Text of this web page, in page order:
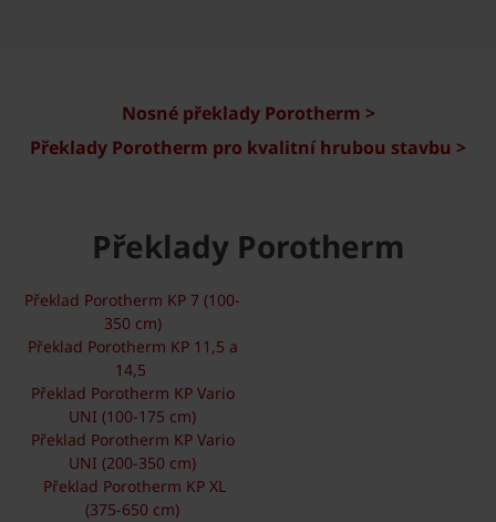
Nosné překlady Porotherm >
Překlady Porotherm pro kvalitní hrubou stavbu >
Překlady Porotherm
Překlad Porotherm KP 7 (100-
350 cm)
Překlad Porotherm KP 11,5 a
14,5
Překlad Porotherm KP Vario
UNI (100-175 cm)
Překlad Porotherm KP Vario
UNI (200-350 cm)
Překlad Porotherm KP XL
(375-650 cm)